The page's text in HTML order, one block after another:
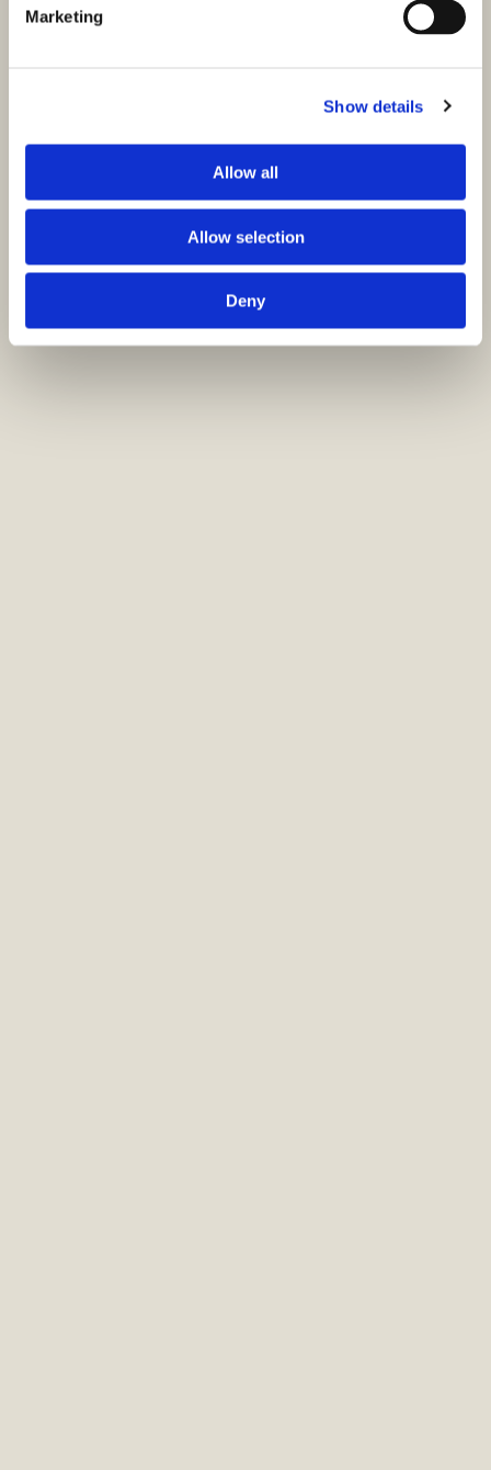
Marketing
Show details
Allow all
Allow selection
Deny